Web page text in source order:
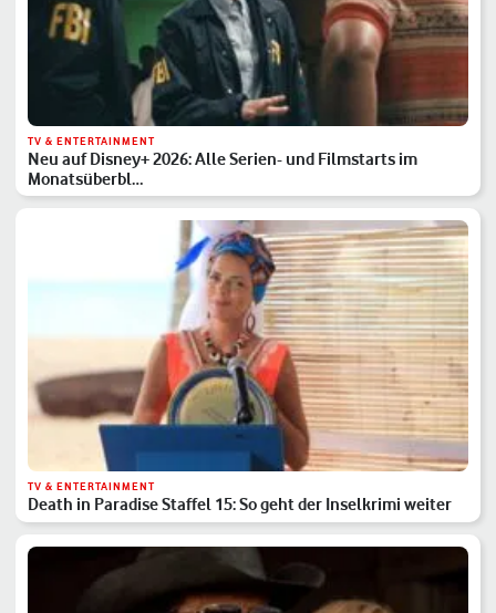
TV & ENTERTAINMENT
Neu auf Disney+ 2026: Alle Serien- und Filmstarts im
Monatsüberbl…
TV & ENTERTAINMENT
Death in Paradise Staffel 15: So geht der Inselkrimi weiter